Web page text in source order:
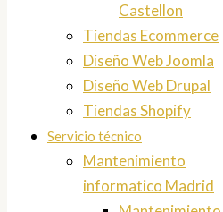
Castellon
Tiendas Ecommerce
Diseño Web Joomla
Diseño Web Drupal
Tiendas Shopify
Servicio técnico
Mantenimiento
informatico Madrid